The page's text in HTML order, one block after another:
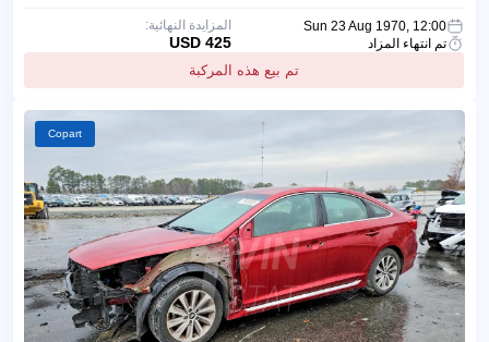
Sun 23 Aug 1970, 12:00
تم انتهاء المزاد
تم بيع هذه المركبة
المزايدة النهائية:
425 USD
Copart